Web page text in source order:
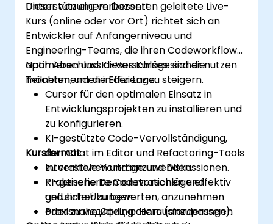
Unterstützung verbessert.
Dieser von einem Dozenten geleitete Live-
Kurs (online oder vor Ort) richtet sich an
Entwickler auf Anfängerniveau und
Engineering-Teams, die ihren Codeworkflow
optimieren und KI-Vorschläge sicher nutzen
möchten, um die Effizienz zu steigern.
Nach Abschluss dieses Kurses sind die
Teilnehmenden in der Lage:
Cursor für den optimalen Einsatz in
Entwicklungsprojekten zu installieren und
zu konfigurieren.
KI-gestützte Code-Vervollständigung,
den Chat im Editor und Refactoring-Tools
zu verstehen und anzuwenden.
KI-generierte Codevorschläge effektiv
und sicher zu bewerten, anzunehmen
oder zu модифицировать (anzupassen).
Kursformat
Interaktive Vorträge und Diskussionen.
Praktische Demonstrationen und
geführte Übungen.
Praxisnahe Coding-Herausforderungen